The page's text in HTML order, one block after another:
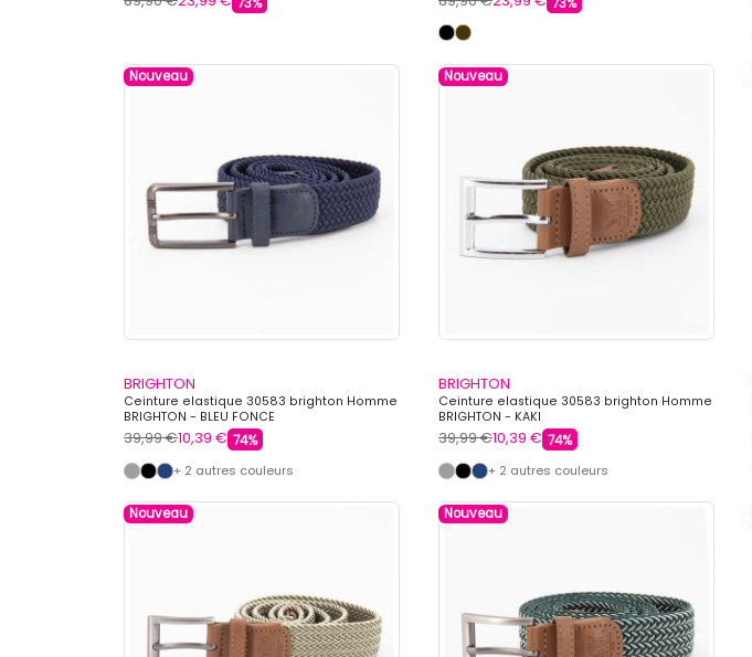
Nouveau
BRIGHTON
Ceinture elastique 30583 brighton Homme
BRIGHTON - BLEU FONCE
39,99 €10,39 € 74%
+ 2 autres couleurs
Nouveau
BRIGHTON
Ceinture elastique 30583 brighton Homme
BRIGHTON - KAKI
39,99 €10,39 € 74%
+ 2 autres couleurs
Nouveau Nouveau